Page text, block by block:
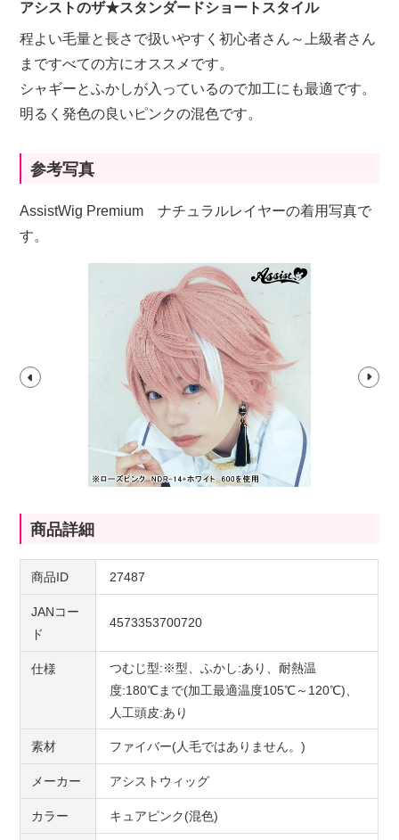
アシストのザ★スタンダードショートスタイル
程よい毛量と長さで扱いやすく初心者さん～上級者さん
まですべての方にオススメです。
シャギーとふかしが入っているので加工にも最適です。
明るく発色の良いピンクの混色です。
参考写真
AssistWig Premium ナチュラルレイヤーの着用写真で
す。
商品詳細
商品ID 27487
JANコー
ド
4573353700720
仕様
つむじ型:※型、ふかし:あり、耐熱温
度:180℃まで(加工最適温度105℃～120℃)、
人工頭皮:あり
素材 ファイバー(人毛ではありません。)
メーカー アシストウィッグ
カラー キュアピンク(混色)